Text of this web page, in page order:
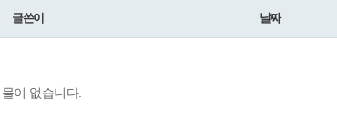
글쓴이 날짜
이 없습니다.